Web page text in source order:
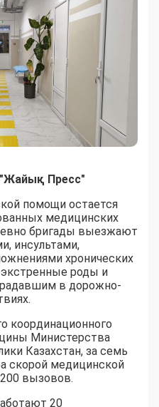
Пресс"
помощи остается
медицинских
бригады выезжают
инсультами,
хронических
роды и
в дорожно-
координационного
Министерства
Казахстан, за семь
скорой медицинской
вызовов.
20